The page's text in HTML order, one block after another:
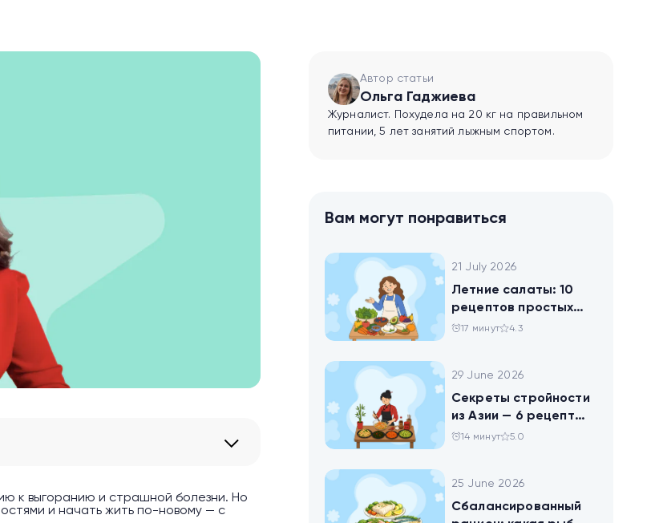
к выгоранию и страшной болезни. Но
и начать жить по-новому — с
Автор статьи
Ольга Гаджиева
Журналист. Похудела на 20 кг на правильном
питании, 5 лет занятий лыжным спортом.
Вам могут понравиться
21 July 2026
Летние салаты: 10
рецептов простых
блюд для будней и
17 минут 4.3
29 June 2026
Секреты стройности
из Азии — 6 рецептов
китайских салатов
14 минут 5.0
25 June 2026
Сбалансированный